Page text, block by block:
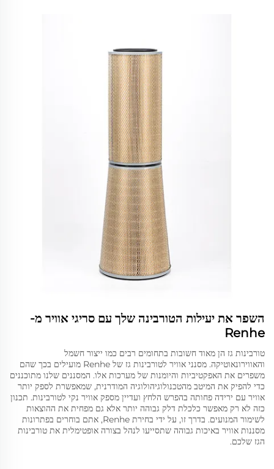
השפר את יעילות הטורבינה שלך עם סריגי אוויר מ-
Renhe
טורבינות גז הן מאוד חשובות בתחומים רבים כמו ייצור חשמל
והאווירונאוטיקה. מסנני אוויר לטורבינות גז של Renhe מועילים בכך שהם
משפרים את האפקטיביות והיומנות של מערכות אלו. המסננים שלנו מתוכננים
כדי להפיק את המיטב מהטכנולוגיהולוגיה המודרנית, שמאפשרת לספק יותר
אוויר עם ירידה פחותה בהפרש הלחץ ועדיין מספק אוויר נקי לטורבינות. תכנון
כזה לא רק מאפשר כלכלת דלק גבוהה יותר אלא גם מפחית את ההוצאות
לשימור המנועים. בדרך זו, על ידי בחירת Renhe, אתם בוחרים בפתרונות
מסננות אוויר באיכות גבוהה שתסייעו לנהל בצורה אופטימלית את טורבינות
הגז שלכם.